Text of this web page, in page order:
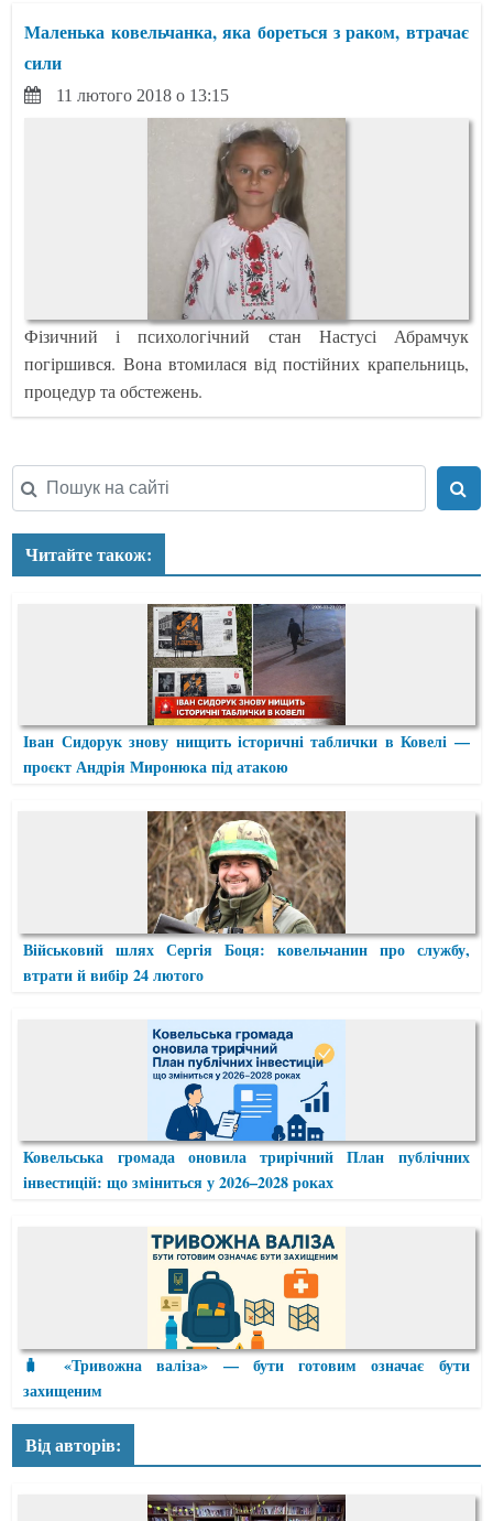
Маленька ковельчанка, яка бореться з раком, втрачає
сили
11 лютого 2018 о 13:15
Фізичний і психологічний стан Настусі Абрамчук
погіршився. Вона втомилася від постійних крапельниць,
процедур та обстежень.
Читайте також:
Іван Сидорук знову нищить історичні таблички в Ковелі —
проєкт Андрія Миронюка під атакою
Військовий шлях Сергія Боця: ковельчанин про службу,
втрати й вибір 24 лютого
Ковельська громада оновила трирічний План публічних
інвестицій: що зміниться у 2026–2028 роках
🧳 «Тривожна валіза» — бути готовим означає бути
захищеним
Від авторів: